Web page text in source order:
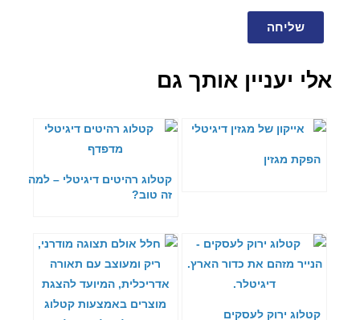
שליחה
אלי יעניין אותך גם
הפקת מגזין
קטלוג רהיטים דיגיטלי – למה
זה טוב?
קטלוג ירוק לעסקים